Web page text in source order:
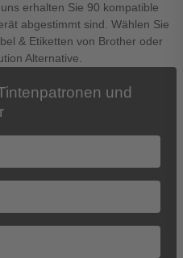
erhalten Sie 90 kompatible
abgestimmt sind. Wählen Sie
& Etiketten von Brother oder
Alternative.
und